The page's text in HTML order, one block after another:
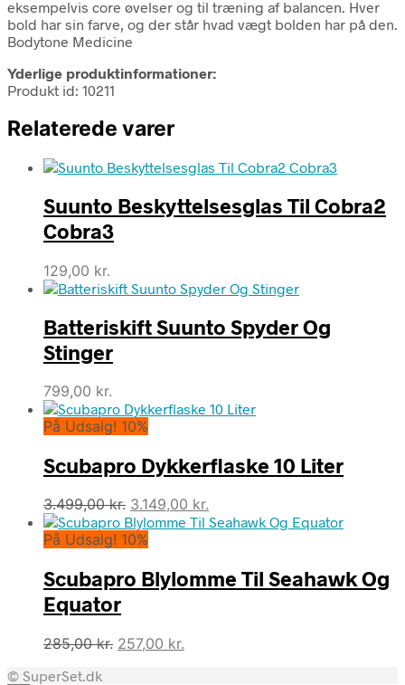
eksempelvis core øvelser og til træning af balancen. Hver
bold har sin farve, og der står hvad vægt bolden har på den.
Bodytone Medicine
Yderlige produktinformationer:
Produkt id: 10211
Relaterede varer
Suunto Beskyttelsesglas Til Cobra2
Cobra3
129,00 kr.
Batteriskift Suunto Spyder Og
Stinger
799,00 kr.
På Udsalg! 10%
Scubapro Dykkerflaske 10 Liter
3.499,00kr. Den
oprindelige
pris
3.499,00 kr..
3.149,00 kr.
aktuelle
3.149,00 kr..
På Udsalg! 10%
Scubapro Blylomme Til Seahawk Og
Equator
285,00kr. Den
257,00 kr.
© SuperSet.dk